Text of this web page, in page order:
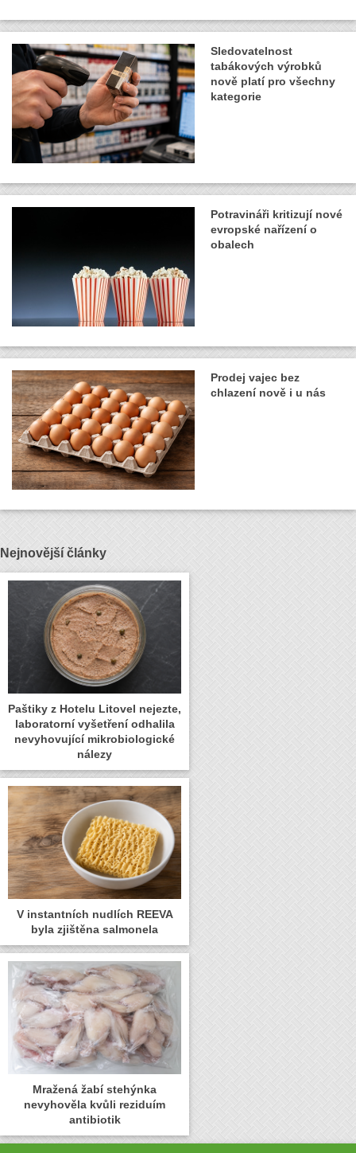
Sledovatelnost
tabákových výrobků
nově platí pro všechny
kategorie
Potravináři kritizují nové
evropské nařízení o
obalech
Prodej vajec bez
chlazení nově i u nás
Nejnovější články
Paštiky z Hotelu Litovel nejezte,
laboratorní vyšetření odhalila
nevyhovující mikrobiologické
nálezy
V instantních nudlích REEVA
byla zjištěna salmonela
Mražená žabí stehýnka
nevyhověla kvůli reziduím
antibiotik